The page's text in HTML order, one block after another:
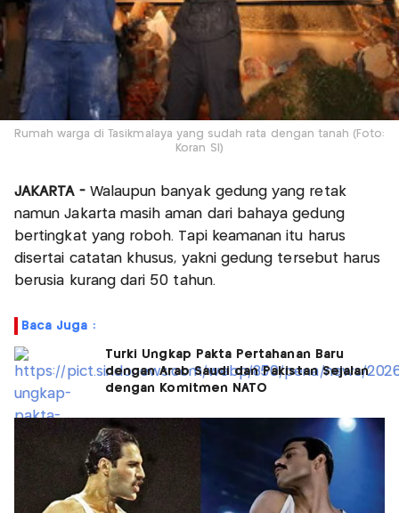
Rumah warga di Tasikmalaya yang sudah rata dengan tanah (Foto:
Koran SI)
JAKARTA -Walaupun banyak gedung yang retak
namun Jakarta masih aman dari bahaya gedung
bertingkat yang roboh. Tapi keamanan itu harus
disertai catatan khusus, yakni gedung tersebut harus
berusia kurang dari 50 tahun.
Baca Juga :
Turki Ungkap Pakta Pertahanan Baru
dengan Arab Saudi dan Pakistan Sejalan
dengan Komitmen NATO